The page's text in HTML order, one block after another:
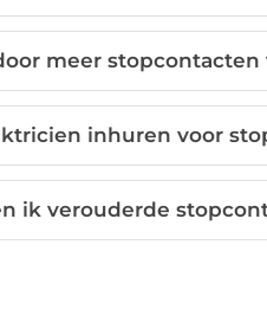
meer stopcontacten
inhuren voor
ik verouderde